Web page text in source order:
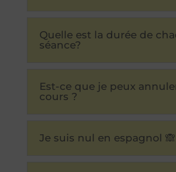
Quelle est la durée de
séance?
Est-ce que je peux
cours ?
Je suis nul en espagnol 🙈